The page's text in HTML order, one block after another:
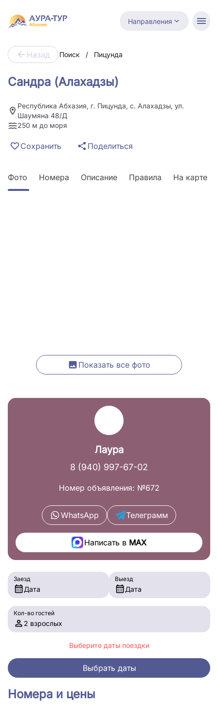
Направления
Назад Поиск / Пицунда
Сандра (Алахадзы)
Республика Абхазия, г. Пицунда, с. Алахадзы, ул.
Шаумяна 48/Д
250 м до моря
Сохранить Поделиться
Фото Номера Описание Правила На карте
Показать все фото
Номера и цены
Лаура
8 (940) 997-67-02
Номер объявления: №672
WhatsApp Телеграмм
Написать вMAX
Заезд
Дата
Выезд
Дата
Кол-во гостей
2 взрослых
Выберите даты поездки
Выбрать даты